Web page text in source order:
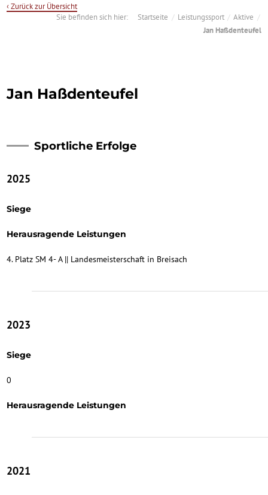
‹ Zurück zur Übersicht
Sie befinden sich hier:
Startseite Leistungssport
Aktive
Jan Haßdenteufel
Jan Haßdenteufel
Sportliche Erfolge
2025
Siege
Herausragende Leistungen
4. Platz SM 4- A || Landesmeisterschaft in Breisach
2023
Siege
0
Herausragende Leistungen
2021